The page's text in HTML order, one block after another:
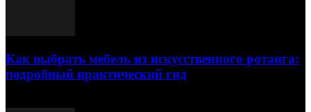
Как выбрать мебель из искусственного ротанга:
подробный практический гид